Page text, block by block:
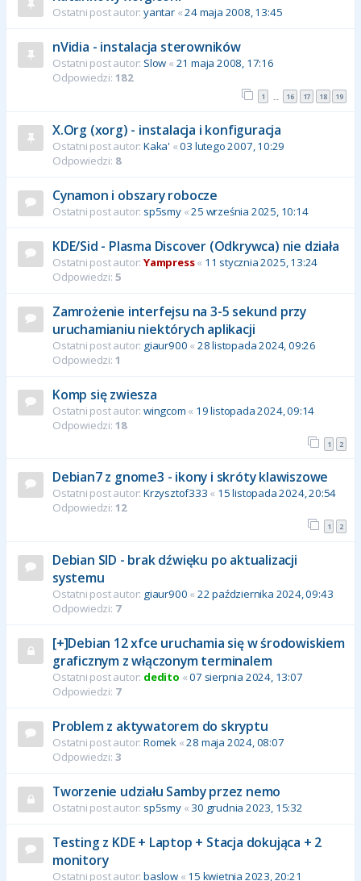
Ostatni post autor: yantar«24 maja 2008, 13:45
nVidia - instalacja sterowników
Ostatni post autor: Slow « 21 maja 2008, 17:16
Odpowiedzi: 182
1 … 16 17 18 19
X.Org (xorg) - instalacja i konfiguracja
Ostatni post autor: Kaka' «03 lutego 2007, 10:29
Odpowiedzi: 8
Cynamon i obszary robocze
Ostatni post autor: sp5smy«25 września 2025, 10:14
KDE/Sid - Plasma Discover (Odkrywca) nie działa
Ostatni post autor: Yampress« 11 stycznia 2025, 13:24
Odpowiedzi: 5
Zamrożenie interfejsu na 3-5 sekund przy
uruchamianiu niektórych aplikacji
Ostatni post autor: giaur900 « 28 listopada 2024, 09:26
Odpowiedzi: 1
Komp się zwiesza
Ostatni post autor: wingcom « 19 listopada 2024, 09:14
Odpowiedzi: 18
1 2
Debian7 z gnome3 - ikony i skróty klawiszowe
Ostatni post autor: Krzysztof333 « 15 listopada 2024, 20:54
Odpowiedzi: 12
1 2
Debian SID - brak dźwięku po aktualizacji
systemu
Ostatni post autor: giaur900 « 22 października 2024, 09:43
Odpowiedzi: 7
[+]Debian 12 xfce uruchamia się w środowiskiem
graficznym z włączonym terminalem
Ostatni post autor: dedito «07 sierpnia 2024, 13:07
Odpowiedzi: 7
Problem z aktywatorem do skryptu
Ostatni post autor: Romek «28 maja 2024, 08:07
Odpowiedzi: 3
Tworzenie udziału Samby przez nemo
Ostatni post autor: sp5smy« 30 grudnia 2023, 15:32
Testing z KDE + Laptop + Stacja dokująca + 2
monitory
Ostatni post autor: baslow« 15 kwietnia 2023, 20:21